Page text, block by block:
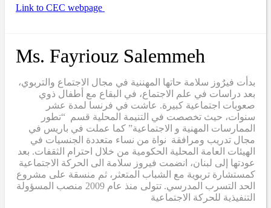
Link to CEC webpage
Ms. Fayriouz Salemmeh
بدأت فيرٌوز سلامة حاتها المهننية في مجال الاجتماع والتربوي،
بعد دراسات في علم الاجتماع، في البقاع مع أطفال ذوي
صعوبات اجتماعية كبيرة. عاشت في فرنسا لمدة عشر
سنوات، حيث تخصصت في التنيمة المحلية قسم “تطور
الممارسات المهنية و الاجتماعية” كما عملت في باريس في
مجال تدريب ومرافقة نواة من نساء متعددة الجنسيات في
الهيئات العامة المحلية الحكومية من خلال احترام الثقفات. بعد
عودتها إلى لبنان، انضمت فيروز سلامة الى الحركة الاجتماعية
كمستشارة تربوية مع الشباب المتعثر، ثم منسقة على مشروع
الحد التسرب المدرسي. تتولى منذ عام 2009 منصب المسؤولة
التنفيذية للحركة الاجتماعية